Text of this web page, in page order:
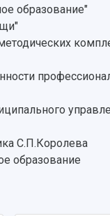
образование"
С.П.Королева
образование